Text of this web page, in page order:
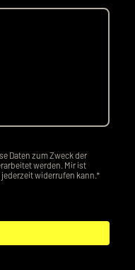
Daten zum Zweck der
werden. Mir ist
widerrufen kann. *